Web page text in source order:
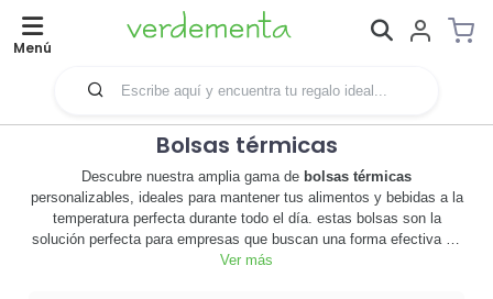
Menú
Bolsas térmicas
Descubre nuestra amplia gama de bolsas térmicas
personalizables, ideales para mantener tus alimentos y bebidas a la
temperatura perfecta durante todo el día. estas bolsas son la
solución perfecta para empresas que buscan una forma efectiva de
promocionar su marca y al mismo tiempo proporcionar un producto
Ver más